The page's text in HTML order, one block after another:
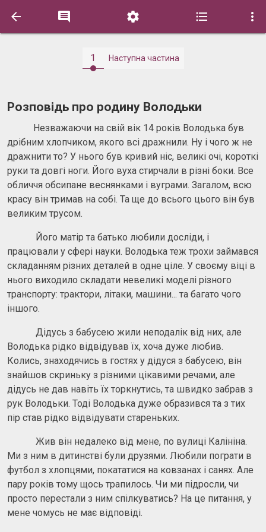
    
1 Наступна частина
Розповідь про родину Володьки
Незважаючи на свій вік 14 років Володька був
дрібним хлопчиком, якого всі дражнили. Ну і чого ж не
дражнити то? У нього був кривий ніс, великі очі, короткі
руки та довгі ноги. Його вуха стирчали в різні боки. Все
обличчя обсипане веснянками і вуграми. Загалом, всю
красу він тримав на собі. Та ще до всього цього він був
великим трусом.
Його матір та батько любили досліди, і
працювали у сфері науки. Володька теж трохи займався
складанням різних деталей в одне ціле. У своєму віці в
нього виходило складати невеликі моделі різного
транспорту: трактори, літаки, машини... та багато чого
іншого.
Дідусь з бабусею жили неподалік від них, але
Володька рідко відвідував їх, хоча дуже любив.
Колись, знаходячись в гостях у дідуся з бабусею, він
знайшов скриньку з різними цікавими речами, але
дідусь не дав навіть їх торкнутись, та швидко забрав з
рук Володьки. Тоді Володька дуже образився та з тих
пір став рідко відвідувати стареньких.
Жив він недалеко від мене, по вулиці Калініна.
Ми з ним в дитинстві були друзями. Любили пограти в
футбол з хлопцями, покататися на ковзанах і санях. Але
пару років тому щось трапилось. Чи ми підросли, чи
просто перестали з ним спілкуватись? На це питання, у
мене чомусь не має відповіді.